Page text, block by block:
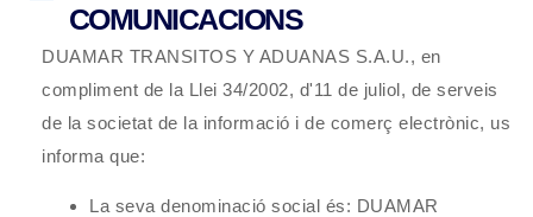
COMUNICACIONS
DUAMAR TRANSITOS Y ADUANAS S.A.U., en
compliment de la Llei 34/2002, d'11 de juliol, de serveis
de la societat de la informació i de comerç electrònic, us
informa que:
La seva denominació social és: DUAMAR